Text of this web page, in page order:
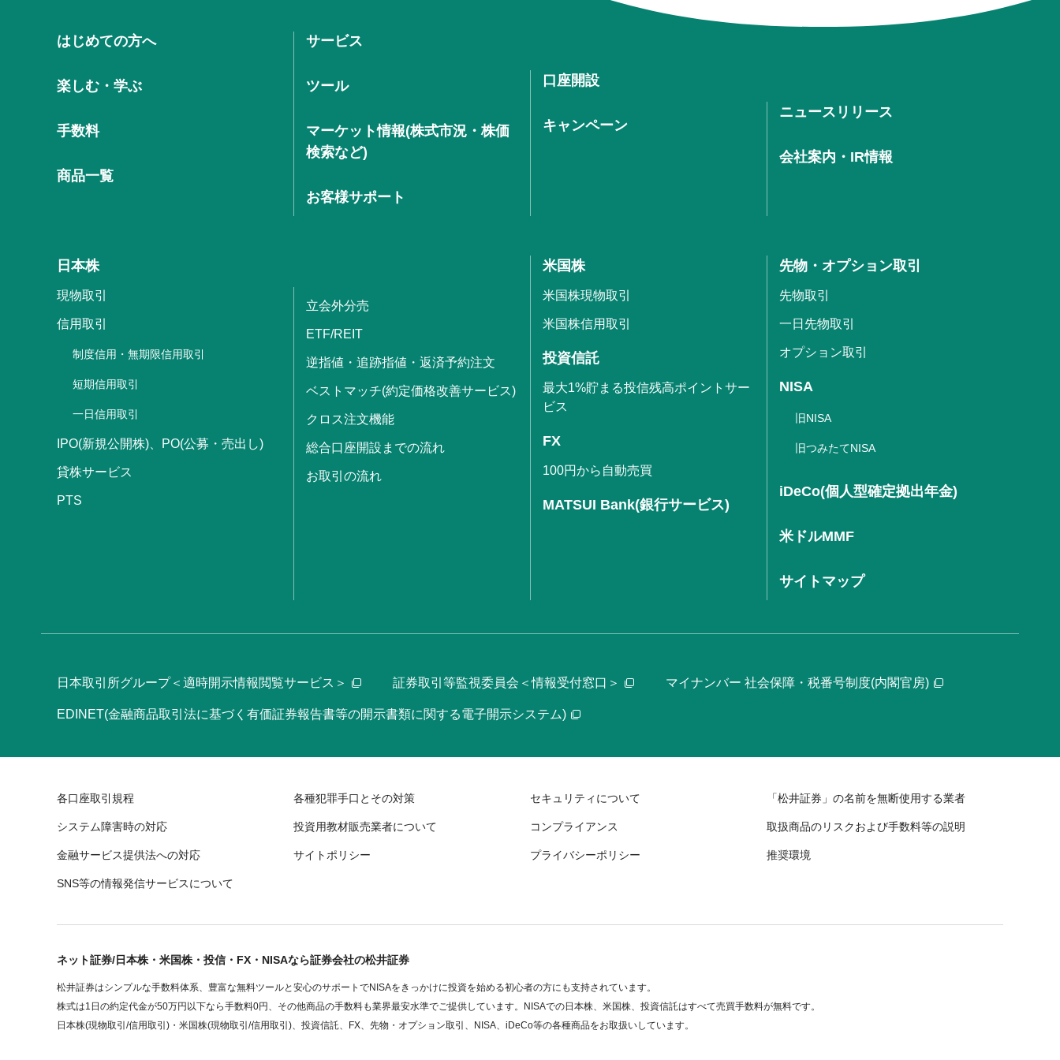
はじめての方へ
楽しむ・学ぶ
手数料
商品一覧
サービス
ツール
マーケット情報(株式市況・株価
検索など)
お客様サポート
口座開設
キャンペーン
ニュースリリース
会社案内・IR情報
日本株
現物取引
信用取引
制度信用・無期限信用取引
短期信用取引
一日信用取引
IPO(新規公開株)、PO(公募・売出し)
貸株サービス
PTS
立会外分売
ETF/REIT
逆指値・追跡指値・返済予約注文
ベストマッチ(約定価格改善サービス)
クロス注文機能
総合口座開設までの流れ
お取引の流れ
米国株
米国株現物取引
米国株信用取引
投資信託
最大1%貯まる投信残高ポイントサー
ビス
FX
100円から自動売買
MATSUI Bank(銀行サービス)
先物・オプション取引
先物取引
一日先物取引
オプション取引
NISA
旧NISA
旧つみたてNISA
iDeCo(個人型確定拠出年金)
米ドルMMF
サイトマップ
日本取引所グループ＜適時開示情報閲覧サービス＞ 証券取引等監視委員会＜情報受付窓口＞ マイナンバー 社会保障・税番号制度(内閣官房)
EDINET(金融商品取引法に基づく有価証券報告書等の開示書類に関する電子開示システム)
各口座取引規程 各種犯罪手口とその対策 セキュリティについて 「松井証券」の名前を無断使用する業者
システム障害時の対応 投資用教材販売業者について コンプライアンス 取扱商品のリスクおよび手数料等の説明
金融サービス提供法への対応 サイトポリシー プライバシーポリシー 推奨環境
SNS等の情報発信サービスについて
ネット証券/日本株・米国株・投信・FX・NISAなら証券会社の松井証券
松井証券はシンプルな手数料体系、豊富な無料ツールと安心のサポートでNISAをきっかけに投資を始める初心者の方にも支持されています。
株式は1日の約定代金が50万円以下なら手数料0円、その他商品の手数料も業界最安水準でご提供しています。NISAでの日本株、米国株、投資信託はすべて売買手数料が無料です。
日本株(現物取引/信用取引)・米国株(現物取引/信用取引)、投資信託、FX、先物・オプション取引、NISA、iDeCo等の各種商品をお取扱いしています。